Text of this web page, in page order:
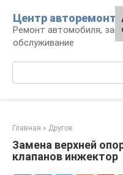
контенту
Центр авторемонта
Ремонт автомобиля,
обслуживание
Главная » Другое
Замена верхней
клапанов инжектор